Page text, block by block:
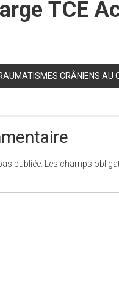
TCE
CRÂNIENS AU
publiée. Les champs